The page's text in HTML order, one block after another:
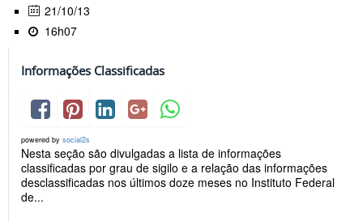
21/10/13
16h07
Informações Classificadas
powered by social2s
Nesta seção são divulgadas a lista de informações
classificadas por grau de sigilo e a relação das informações
desclassificadas nos últimos doze meses no Instituto Federal
de...